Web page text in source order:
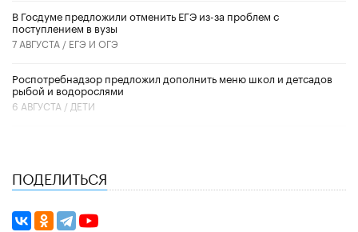
В Госдуме предложили отменить ЕГЭ из-за проблем с
поступлением в вузы
7 АВГУСТА / ЕГЭ И ОГЭ
Роспотребнадзор предложил дополнить меню школ и детсадов
рыбой и водорослями
6 АВГУСТА / ДЕТИ
ПОДЕЛИТЬСЯ